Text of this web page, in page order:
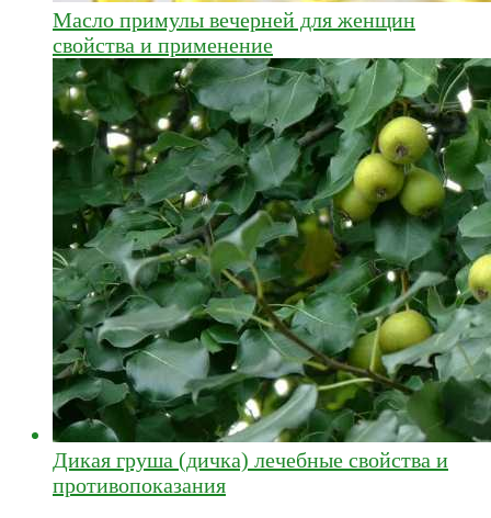
Масло примулы вечерней для женщин
свойства и применение
Дикая груша (дичка) лечебные свойства и
противопоказания